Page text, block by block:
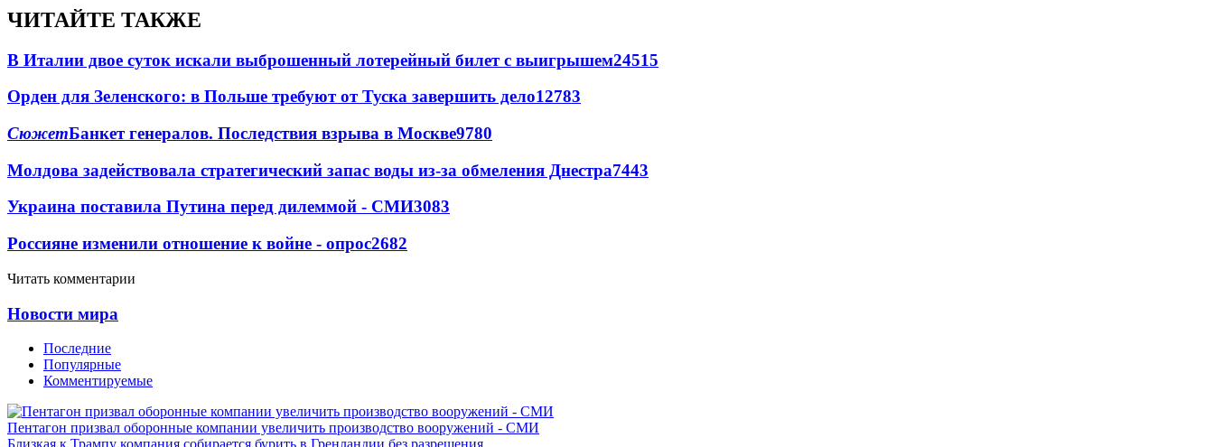
ЧИТАЙТЕ ТАКЖЕ
В Италии двое суток искали выброшенный лотерейный билет с выигрышем24515
Орден для Зеленского: в Польше требуют от Туска завершить дело12783
СюжетБанкет генералов. Последствия взрыва в Москве9780
Молдова задействовала стратегический запас воды из-за обмеления Днестра7443
Украина поставила Путина перед дилеммой - СМИ3083
Россияне изменили отношение к войне - опрос2682
Читать комментарии
Новости мира
Последние
Популярные
Комментируемые
Пентагон призвал оборонные компании увеличить производство вооружений - СМИ